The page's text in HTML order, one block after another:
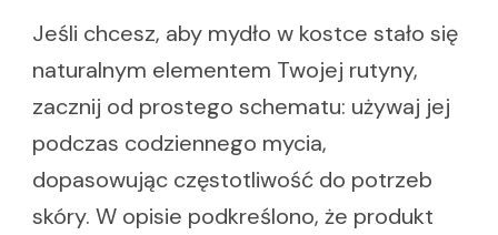
Jeśli chcesz, aby mydło w kostce stało się
naturalnym elementem Twojej rutyny,
zacznij od prostego schematu: używaj jej
podczas codziennego mycia,
dopasowując częstotliwość do potrzeb
skóry. W opisie podkreślono, że produkt